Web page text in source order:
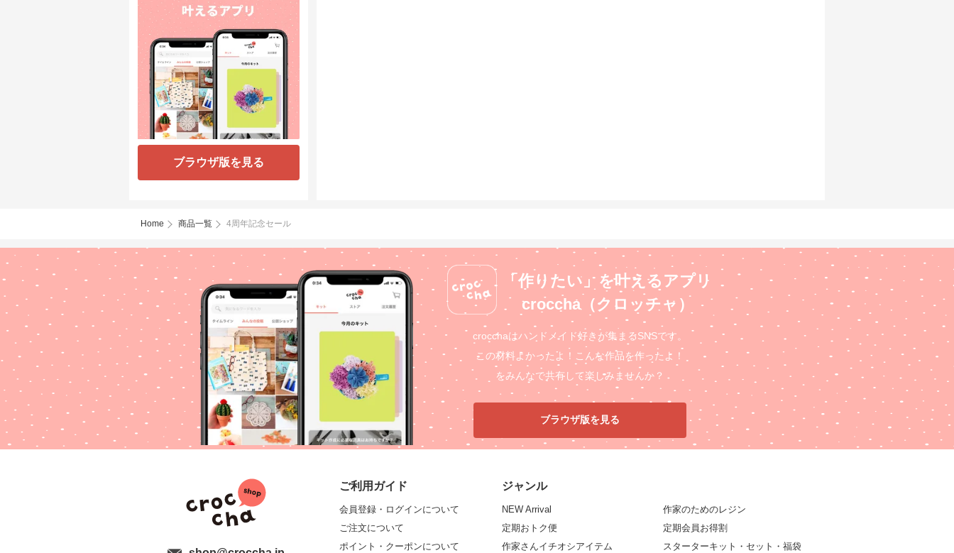
ブラウザ版を見る
Home 商品一覧 4周年記念セール
「作りたい」を叶えるアプリ
croccha（クロッチャ）
crocchaはハンドメイド好きが集まるSNSです。
この材料よかったよ！こんな作品を作ったよ！
をみんなで共有して楽しみませんか？
ブラウザ版を見る
ご利用ガイド
会員登録・ログインについて
ご注文について
ポイント・クーポンについて
ジャンル
NEW Arrival
作家のためのレジン
定期おトク便
定期会員お得割
作家さんイチオシアイテム
スターターキット・セット・福袋